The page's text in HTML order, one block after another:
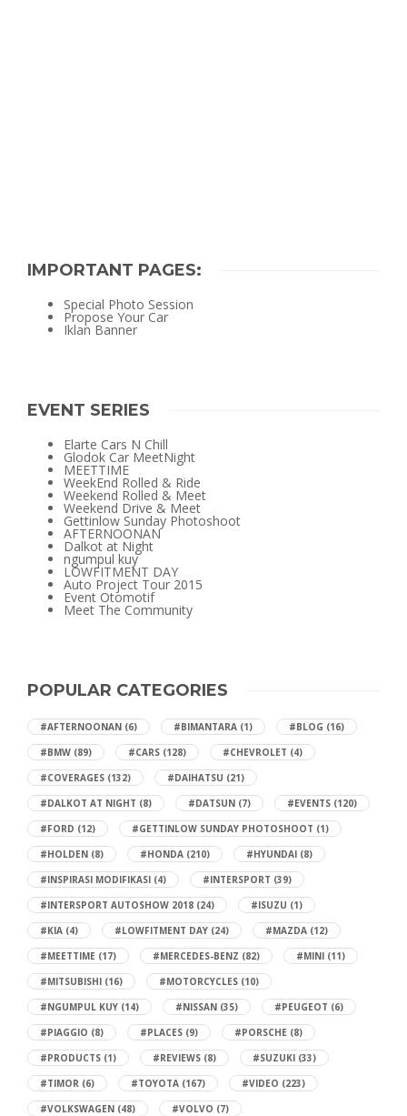
IMPORTANT PAGES:
Special Photo Session
Propose Your Car
Iklan Banner
EVENT SERIES
Elarte Cars N Chill
Glodok Car MeetNight
MEETTIME
WeekEnd Rolled & Ride
Weekend Rolled & Meet
Weekend Drive & Meet
Gettinlow Sunday Photoshoot
AFTERNOONAN
Dalkot at Night
ngumpul kuy
LOWFITMENT DAY
Auto Project Tour 2015
Event Otomotif
Meet The Community
POPULAR CATEGORIES
#AFTERNOONAN (6) #BIMANTARA (1) #BLOG (16)
#BMW (89) #CARS (128) #CHEVROLET (4)
#COVERAGES (132) #DAIHATSU (21)
#DALKOT AT NIGHT (8) #DATSUN (7) #EVENTS (120)
#FORD (12) #GETTINLOW SUNDAY PHOTOSHOOT (1)
#HOLDEN (8) #HONDA (210) #HYUNDAI (8)
#INSPIRASI MODIFIKASI (4) #INTERSPORT (39)
#INTERSPORT AUTOSHOW 2018 (24) #ISUZU (1)
#KIA (4) #LOWFITMENT DAY (24) #MAZDA (12)
#MEETTIME (17) #MERCEDES-BENZ (82) #MINI (11)
#MITSUBISHI (16) #MOTORCYCLES (10)
#NGUMPUL KUY (14) #NISSAN (35) #PEUGEOT (6)
#PIAGGIO (8) #PLACES (9) #PORSCHE (8)
#PRODUCTS (1) #REVIEWS (8) #SUZUKI (33)
#TIMOR (6) #TOYOTA (167) #VIDEO (223)
#VOLKSWAGEN (48) #VOLVO (7)